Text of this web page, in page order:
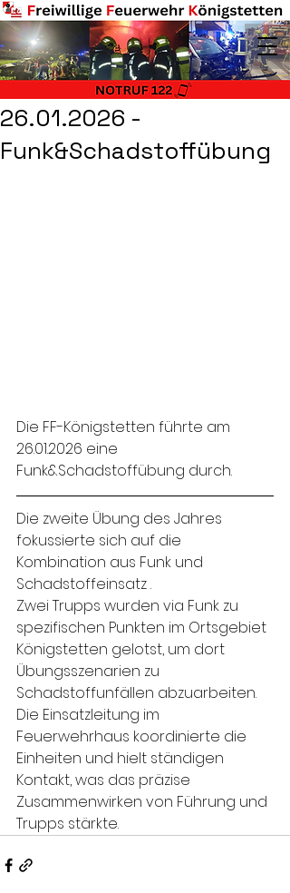
26.01.2026 -
Funk&Schadstoffübung
Die FF-Königstetten führte am
26.01.2026 eine
Funk&Schadstoffübung durch.
Die zweite Übung des Jahres
fokussierte sich auf die
Kombination aus Funk und
Schadstoffeinsatz .
Zwei Trupps wurden via Funk zu
spezifischen Punkten im Ortsgebiet
Königstetten gelotst, um dort
Übungsszenarien zu
Schadstoffunfällen abzuarbeiten.
Die Einsatzleitung im
Feuerwehrhaus koordinierte die
Einheiten und hielt ständigen
Kontakt, was das präzise
Zusammenwirken von Führung und
Trupps stärkte.